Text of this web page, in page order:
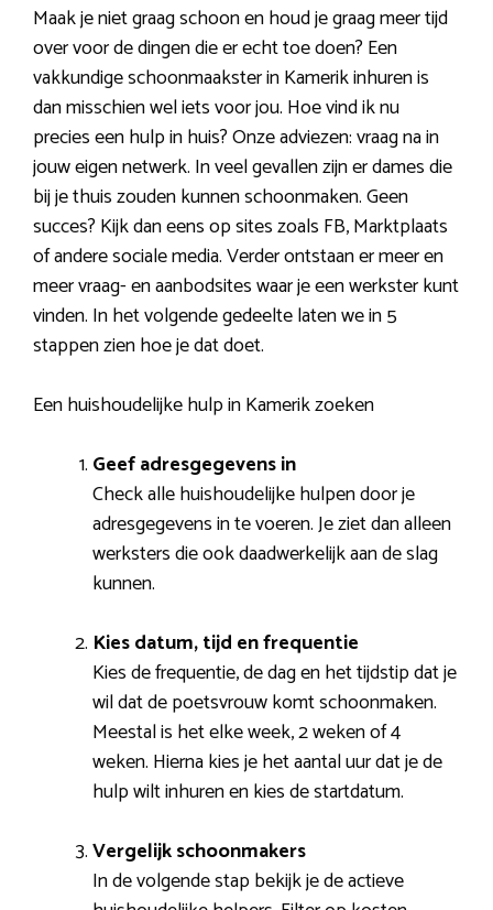
Maak je niet graag schoon en houd je graag meer tijd
over voor de dingen die er echt toe doen? Een
vakkundige schoonmaakster in Kamerik inhuren is
dan misschien wel iets voor jou. Hoe vind ik nu
precies een hulp in huis? Onze adviezen: vraag na in
jouw eigen netwerk. In veel gevallen zijn er dames die
bij je thuis zouden kunnen schoonmaken. Geen
succes? Kijk dan eens op sites zoals FB, Marktplaats
of andere sociale media. Verder ontstaan er meer en
meer vraag- en aanbodsites waar je een werkster kunt
vinden. In het volgende gedeelte laten we in 5
stappen zien hoe je dat doet.
Een huishoudelijke hulp in Kamerik zoeken
Geef adresgegevens in
Check alle huishoudelijke hulpen door je
adresgegevens in te voeren. Je ziet dan alleen
werksters die ook daadwerkelijk aan de slag
kunnen.
Kies datum, tijd en frequentie
Kies de frequentie, de dag en het tijdstip dat je
wil dat de poetsvrouw komt schoonmaken.
Meestal is het elke week, 2 weken of 4
weken. Hierna kies je het aantal uur dat je de
hulp wilt inhuren en kies de startdatum.
Vergelijk schoonmakers
In de volgende stap bekijk je de actieve